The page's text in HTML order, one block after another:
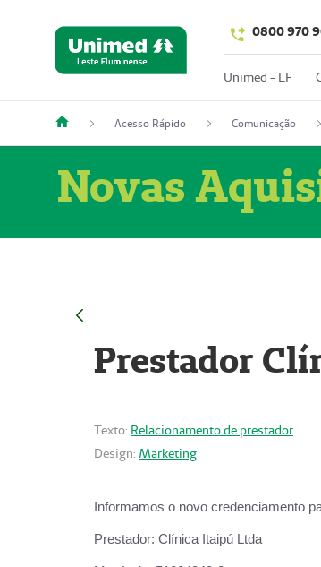
0800 970
Unimed - LF
Acesso Rápido Comunicação
Novas
Prestador
Texto: Relacionamento de prestador
Design: Marketing
Informamos o novo credenciamento
Prestador: Clínica Itaipú Ltda